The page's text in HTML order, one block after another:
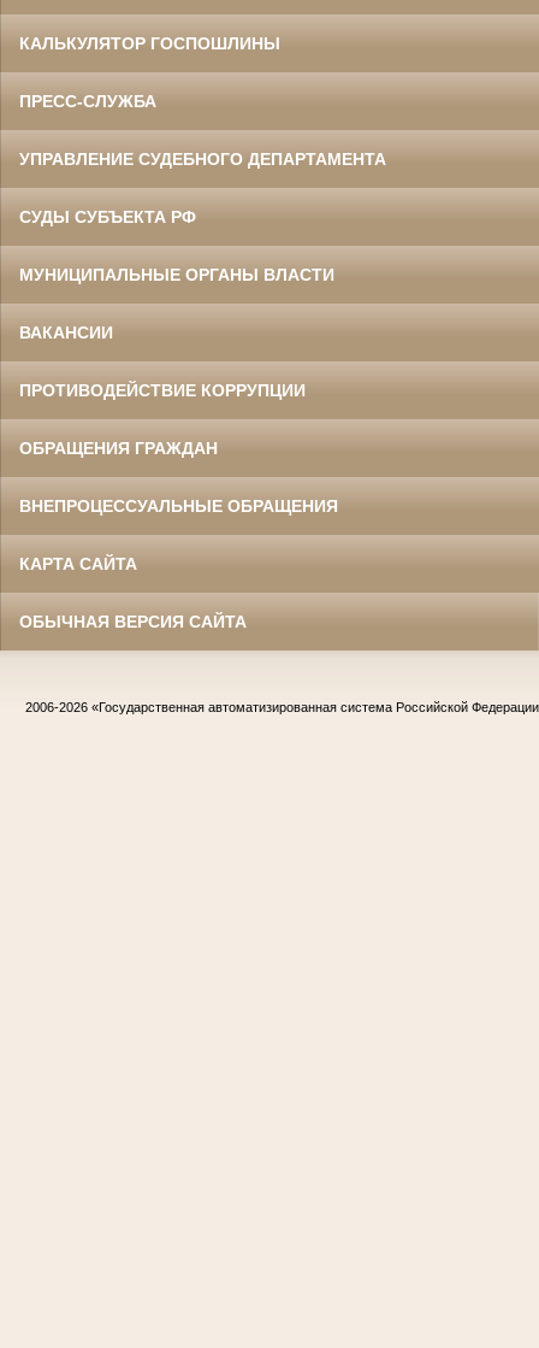
КАЛЬКУЛЯТОР ГОСПОШЛИНЫ
ПРЕСС-СЛУЖБА
УПРАВЛЕНИЕ СУДЕБНОГО ДЕПАРТАМЕНТА
СУДЫ СУБЪЕКТА РФ
МУНИЦИПАЛЬНЫЕ ОРГАНЫ ВЛАСТИ
ВАКАНСИИ
ПРОТИВОДЕЙСТВИЕ КОРРУПЦИИ
ОБРАЩЕНИЯ ГРАЖДАН
ВНЕПРОЦЕССУАЛЬНЫЕ ОБРАЩЕНИЯ
КАРТА САЙТА
ОБЫЧНАЯ ВЕРСИЯ САЙТА
2006-2026 «Государственная автоматизированная система Российской